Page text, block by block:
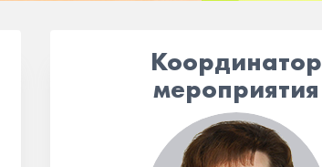
Координатор
мероприятия